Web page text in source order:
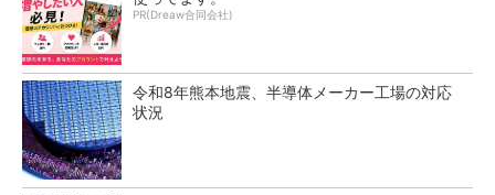
PR(Dreaw合同会社)
令和8年熊本地震、半導体メーカー工場の対応
状況